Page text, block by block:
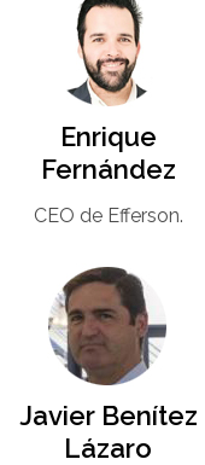
Enrique
Fernández
CEO de Efferson.
Javier Benítez
Lázaro